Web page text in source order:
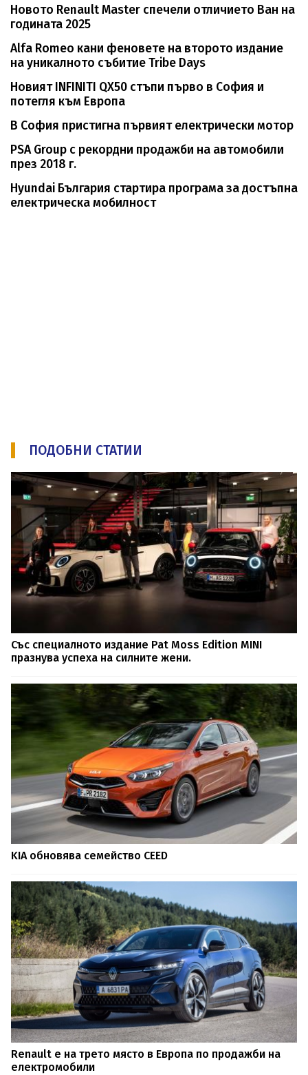
Новото Renault Master спечели отличието Ван на
годината 2025
Alfa Romeo кани феновете на второто издание
на уникалното събитие Tribe Days
Новият INFINITI QX50 стъпи първо в София и
потегля към Европа
В София пристигна първият електрически мотор
PSA Group с рекордни продажби на автомобили
през 2018 г.
Hyundai България стартира програма за достъпна
електрическа мобилност
ПОДОБНИ СТАТИИ
Със специалното издание Pat Moss Edition MINI
празнува успеха на силните жени.
KIA обновява семейство CEED
Renault е на трето място в Европа по продажби на
електромобили